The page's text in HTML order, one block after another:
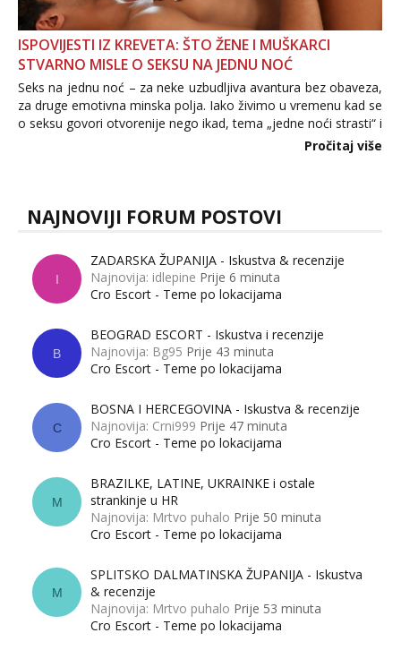
ISPOVIJESTI IZ KREVETA: ŠTO ŽENE I MUŠKARCI
STVARNO MISLE O SEKSU NA JEDNU NOĆ
Seks na jednu noć – za neke uzbudljiva avantura bez obaveza,
za druge emotivna minska polja. Iako živimo u vremenu kad se
o seksu govori otvorenije nego ikad, tema „jedne noći strasti“ i
dalje izaziva burne rasprave. Što zapravo misle žene, a što
Pročitaj više
NAJNOVIJI FORUM POSTOVI
I
ZADARSKA ŽUPANIJA - Iskustva & recenzije
Najnovija: idlepine Prije 6 minuta
Cro Escort - Teme po lokacijama
B
BEOGRAD ESCORT - Iskustva i recenzije
Najnovija: Bg95 Prije 43 minuta
Cro Escort - Teme po lokacijama
C
BOSNA I HERCEGOVINA - Iskustva & recenzije
Najnovija: Crni999 Prije 47 minuta
Cro Escort - Teme po lokacijama
M
BRAZILKE, LATINE, UKRAINKE i ostale
strankinje u HR
Najnovija: Mrtvo puhalo Prije 50 minuta
Cro Escort - Teme po lokacijama
M
SPLITSKO DALMATINSKA ŽUPANIJA - Iskustva
& recenzije
Najnovija: Mrtvo puhalo Prije 53 minuta
Cro Escort - Teme po lokacijama